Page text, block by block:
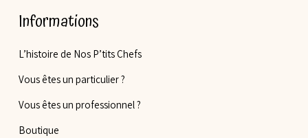
Informations
L’histoire de Nos P’tits Chefs
Vous êtes un particulier ?
Vous êtes un professionnel ?
Boutique